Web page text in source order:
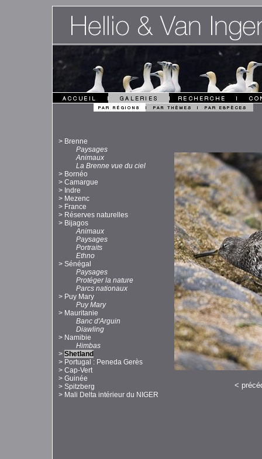
> Brenne
Paysages
Animaux
La Brenne vue du ciel
> Bornéo
> Camargue
> Indre
> Mezenc
> France
> Réserves naturelles
> Bijagos
Animaux
Paysages
Portraits
Ethno
> Sénégal
Paysages
Protéger la nature
Parcs nationaux
> Puy Mary
Puy Mary
> Mauritanie
Banc d'Arguin
Diawling
> Namibie
Himbas
> Shetland
> Portugal : Peneda Gerès
> Cap-Vert
> Guinée
> Spitzberg
> Mali Delta intérieur du NIGER
<